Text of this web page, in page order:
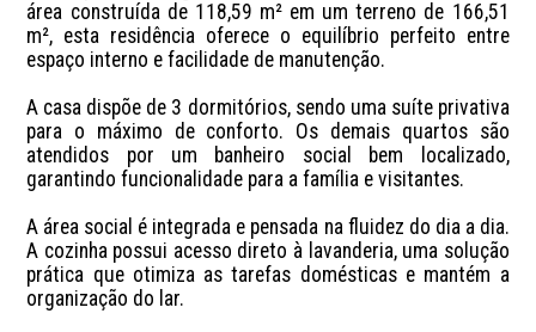
área construída de 118,59 m² em um terreno de 166,51
m², esta residência oferece o equilíbrio perfeito entre
espaço interno e facilidade de manutenção.
A casa dispõe de 3 dormitórios, sendo uma suíte privativa
para o máximo de conforto. Os demais quartos são
atendidos por um banheiro social bem localizado,
garantindo funcionalidade para a família e visitantes.
A área social é integrada e pensada na fluidez do dia a dia.
A cozinha possui acesso direto à lavanderia, uma solução
prática que otimiza as tarefas domésticas e mantém a
organização do lar.